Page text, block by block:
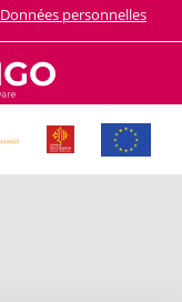
Données personnelles